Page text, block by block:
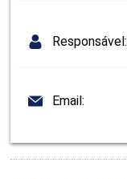
Responsável:
Email: